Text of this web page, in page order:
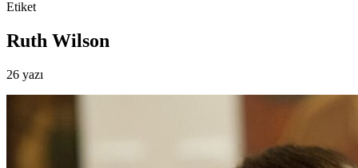
Etiket
Ruth Wilson
26 yazı